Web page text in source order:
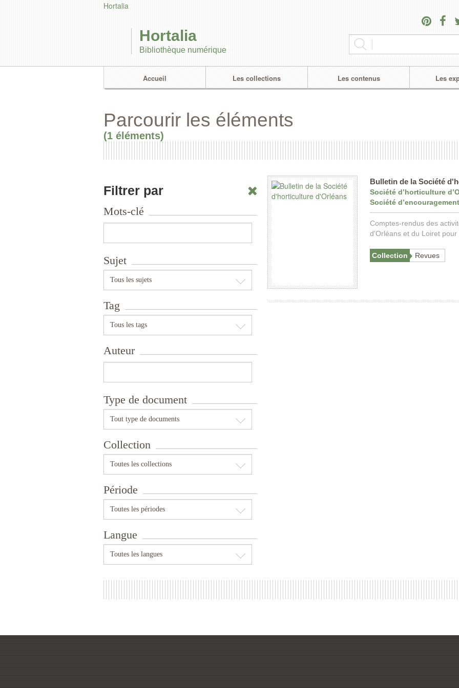
Hortalia
Hortalia
Bibliothèque numérique
Accueil Les collections Les contenus Les
Parcourir les éléments
(1 éléments)
Filtrer par
Mots-clé
Sujet
Tous les sujets
Tag
Tous les tags
Auteur
Type de document
Tout type de documents
Collection
Toutes les collections
Période
Toutes les périodes
Langue
Toutes les langues
Bulletin de la Société
Société d’horticulture
Société
Comptes-rendus des
d'Orléans et du Loiret pour
Collection Revues